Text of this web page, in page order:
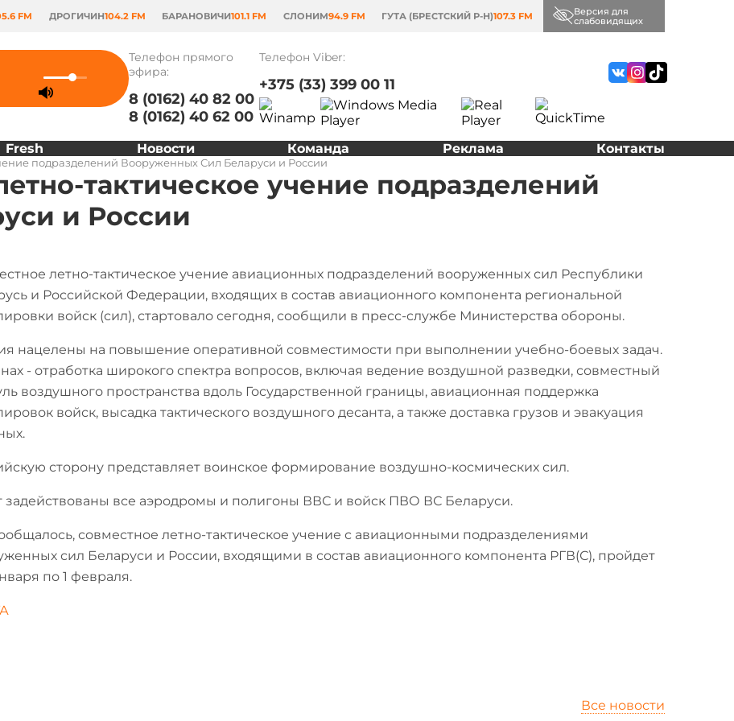
FM ДРОГИЧИН104.2 FM БАРАНОВИЧИ101.1 FM СЛОНИМ94.9 FM ГУТА (БРЕСТСКИЙ Р-Н)107.3 FM
Версия для
слабовидящих
Телефон прямого
эфира:
8 (0162) 40 82 00
8 (0162) 40 62 00
Телефон Viber:
+375 (33) 399 00 11
Fresh Новости Команда Реклама Контакты
подразделений Вооруженных Сил Беларуси и России
тактическое учение подразделений
и России
летно-тактическое учение авиационных подразделений вооруженных сил Республики
и Российской Федерации, входящих в состав авиационного компонента региональной
войск (сил), стартовало сегодня, сообщили в пресс-службе Министерства обороны.
нацелены на повышение оперативной совместимости при выполнении учебно-боевых задач.
- отработка широкого спектра вопросов, включая ведение воздушной разведки, совместный
воздушного пространства вдоль Государственной границы, авиационная поддержка
войск, высадка тактического воздушного десанта, а также доставка грузов и эвакуация
сторону представляет воинское формирование воздушно-космических сил.
задействованы все аэродромы и полигоны ВВС и войск ПВО ВС Беларуси.
совместное летно-тактическое учение с авиационными подразделениями
сил Беларуси и России, входящими в состав авиационного компонента РГВ(С), пройдет
по 1 февраля.
Все новости